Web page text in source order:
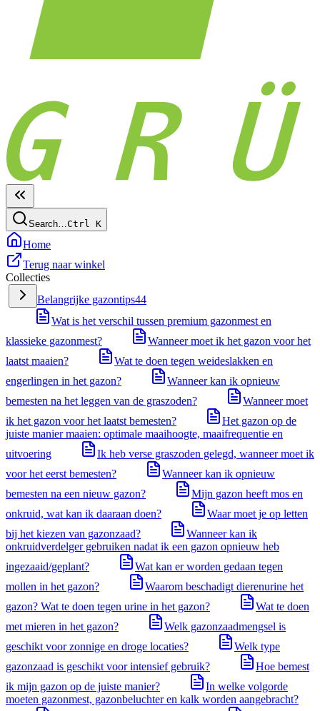
Search…Ctrl K
Home
Terug naar winkel
Collecties
Belangrijke gazontips44
Wat is het verschil tussen premium gazonmest en
klassieke gazonmest?
Wanneer moet ik het gazon voor het
laatst maaien?
Wat te doen tegen weideslakken en
engerlingen in het gazon?
Wanneer kan ik opnieuw
bemesten na het leggen van de graszoden?
Wanneer moet
ik het gazon voor het laatst bemesten?
Het gazon op de
juiste manier maaien: optimale maaihoogte, maaifrequentie en
uitvoering
Ik heb verse graszoden gelegd, wanneer moet ik
voor het eerst bemesten?
Wanneer kan ik opnieuw
bemesten na een nieuw gazon?
Mijn gazon heeft mos en
onkruid, wat kan ik daaraan doen?
Waar moet je op letten
bij het kiezen van gazonzaad?
Wanneer kan ik
onkruidverdelger gebruiken nadat ik een gazon opnieuw heb
ingezaaid/geplant?
Wat kan er worden gedaan tegen
mollen in het gazon?
Waarom beschadigt dierenurine het
gazon? Wat te doen tegen urine in het gazon?
Wat te doen
met mieren in het gazon?
Welk gazonzaadmengsel is
geschikt voor zonnige en droge locaties?
Welk type
gazonzaad is geschikt voor intensief gebruik?
Hoe bemest
ik mijn gazon op de juiste manier?
In welke volgorde
moeten gazonmest, gazonbeluchter en kalk worden aangebracht?